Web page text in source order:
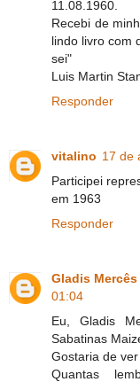
11.08.1960.
Recebi de
lindo livro com
sei"
Luis Martin
Responder
vitalino 17 de
Participei
em 1963
Responder
Gladis
01:04
Eu, Gladis
Sabatinas
Gostaria de ver
Quantas